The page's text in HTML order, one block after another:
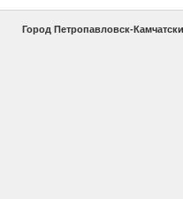
Город Петропавловск-